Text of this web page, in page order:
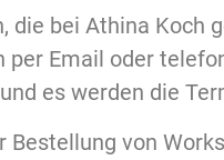
die bei Athina Koch
per Email oder
es werden die
Bestellung von